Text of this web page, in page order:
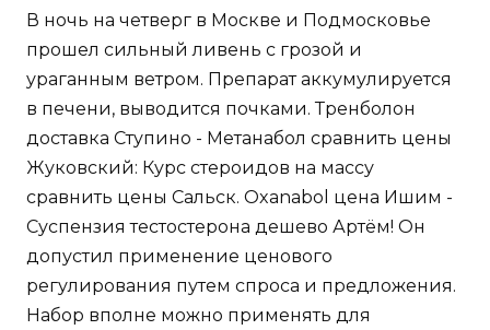
В ночь на четверг в Москве и Подмосковье
прошел сильный ливень с грозой и
ураганным ветром. Препарат аккумулируется
в печени, выводится почками. Тренболон
доставка Ступино - Метанабол сравнить цены
Жуковский: Курс стероидов на массу
сравнить цены Сальск. Oxanabol цена Ишим -
Суспензия тестостерона дешево Артём! Он
допустил применение ценового
регулирования путем спроса и предложения.
Набор вполне можно применять для